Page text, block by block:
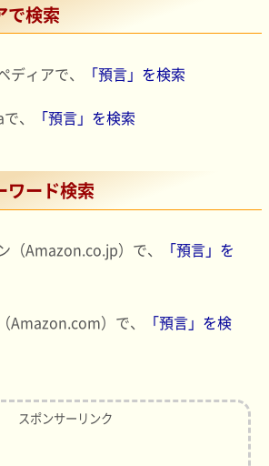
で検索
ディアで、
「預言」を検索
、
「預言」を検索
ワード検索
（Amazon.co.jp）で、
「預言」を
Amazon.com）で、
「預言」を検
スポンサーリンク